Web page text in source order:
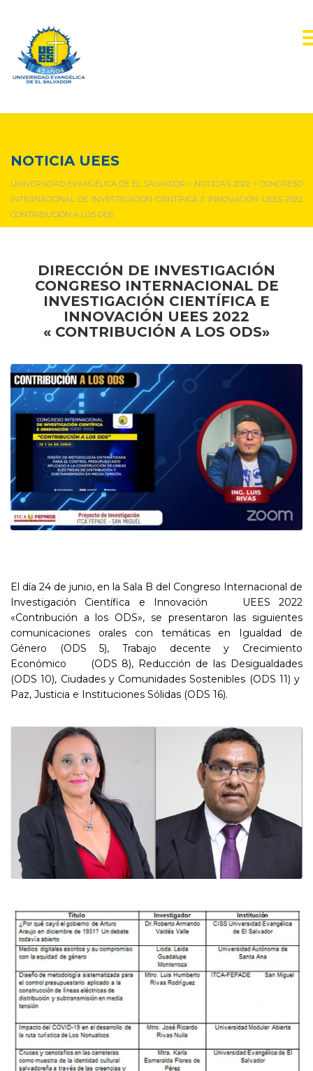
NOTICIA UEES
UNIVERSIDAD EVANGÉLICA DE EL SALVADOR > NOTICIAS 2022>CONGRESO
INTERNACIONAL DE INVESTIGACIÓN CIENTÍFICA E INNOVACIÓN UEES 2022
CONTRIBUCIÓN A LOS ODS
DIRECCIÓN DE INVESTIGACIÓN
CONGRESO INTERNACIONAL DE
INVESTIGACIÓN CIENTÍFICA E
INNOVACIÓN UEES 2022
« CONTRIBUCIÓN A LOS ODS»
El día 24 de junio, en la Sala B del Congreso Internacional de
Investigación Científica e Innovación UEES 2022
«Contribución a los ODS», se presentaron las siguientes
comunicaciones orales con temáticas en Igualdad de
Género (ODS 5), Trabajo decente y Crecimiento
Económico (ODS 8), Reducción de las Desigualdades
(ODS 10), Ciudades y Comunidades Sostenibles (ODS 11) y
Paz, Justicia e Instituciones Sólidas (ODS 16).